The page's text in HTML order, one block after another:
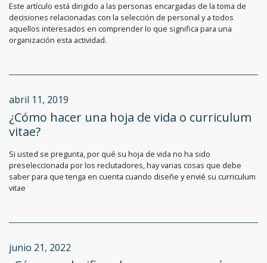
Este artículo está dirigido a las personas encargadas de la toma de
decisiones relacionadas con la selección de personal y a todos
aquellos interesados en comprender lo que significa para una
organización esta actividad.
abril 11, 2019
¿Cómo hacer una hoja de vida o curriculum
vitae?
Si usted se pregunta, por qué su hoja de vida no ha sido
preseleccionada por los reclutadores, hay varias cosas que debe
saber para que tenga en cuenta cuando diseñe y envié su curriculum
vitae
junio 21, 2022